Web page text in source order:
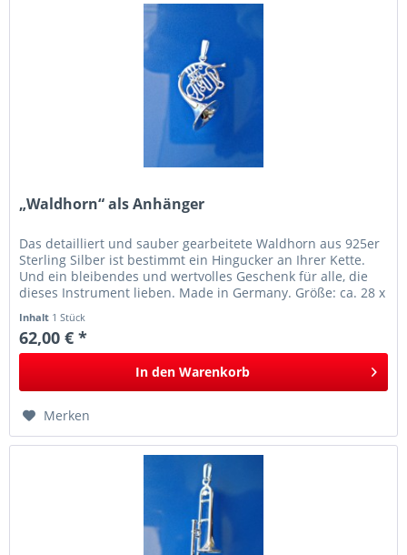
„Waldhorn“ als Anhänger
Das detailliert und sauber gearbeitete Waldhorn aus 925er
Sterling Silber ist bestimmt ein Hingucker an Ihrer Kette.
Und ein bleibendes und wertvolles Geschenk für alle, die
dieses Instrument lieben. Made in Germany. Größe: ca. 28 x
Inhalt 1 Stück
62,00 € *
In den Warenkorb
Merken